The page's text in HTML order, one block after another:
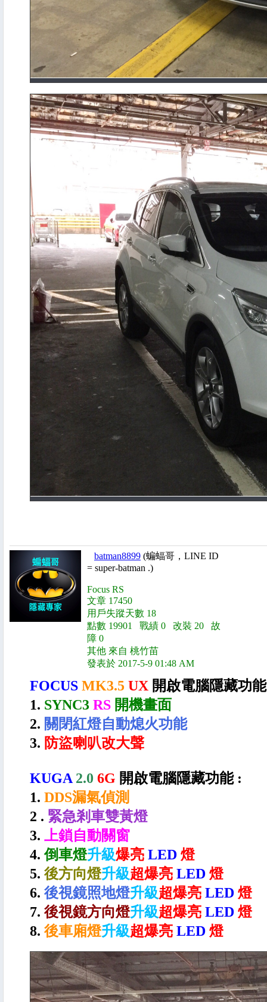
batman8899 (蝙蝠哥，LINE ID
= super-batman .)
Focus RS
文章 17450
用戶失蹤天數 18
點數 19901 戰績 0 改裝 20 故
障 0
其他 來自 桃竹苗
發表於 2017-5-9 01:48 AM
FOCUS MK3.5 UX 開啟電腦隱藏功能
1. SYNC3 RS 開機畫面
2. 關閉紅燈自動熄火功能
3. 防盜喇叭改大聲
KUGA 2.0 6G 開啟電腦隱藏功能 :
1. DDS漏氣偵測
2 . 緊急剎車雙黃燈
3. 上鎖自動關窗
4.倒車燈升級爆亮 LED 燈
5. 後方向燈升級超爆亮 LED 燈
6. 後視鏡照地燈升級超爆亮 LED 燈
7. 後視鏡方向燈升級超爆亮 LED 燈
8. 後車廂燈升級超爆亮 LED 燈